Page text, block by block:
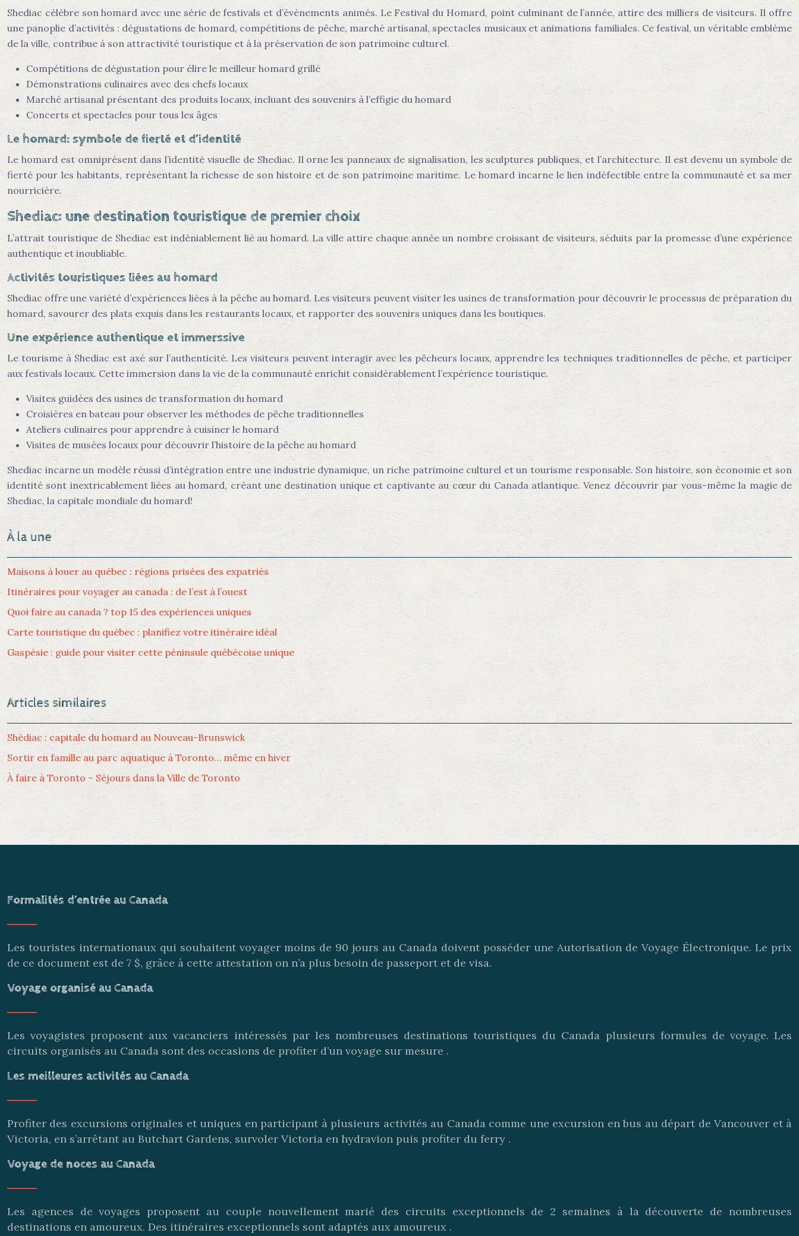
Shediac célèbre son homard avec une série de festivals et d’événements animés. Le Festival du Homard, point culminant de l’année, attire des milliers de visiteurs. Il offre
une panoplie d’activités : dégustations de homard, compétitions de pêche, marché artisanal, spectacles musicaux et animations familiales. Ce festival, un véritable emblème
de la ville, contribue à son attractivité touristique et à la préservation de son patrimoine culturel.
Compétitions de dégustation pour élire le meilleur homard grillé
Démonstrations culinaires avec des chefs locaux
Marché artisanal présentant des produits locaux, incluant des souvenirs à l’effigie du homard
Concerts et spectacles pour tous les âges
Le homard: symbole de fierté et d’identité
Le homard est omniprésent dans l’identité visuelle de Shediac. Il orne les panneaux de signalisation, les sculptures publiques, et l’architecture. Il est devenu un symbole de
fierté pour les habitants, représentant la richesse de son histoire et de son patrimoine maritime. Le homard incarne le lien indéfectible entre la communauté et sa mer
nourricière.
Shediac: une destination touristique de premier choix
L’attrait touristique de Shediac est indéniablement lié au homard. La ville attire chaque année un nombre croissant de visiteurs, séduits par la promesse d’une expérience
authentique et inoubliable.
Activités touristiques liées au homard
Shediac offre une variété d’expériences liées à la pêche au homard. Les visiteurs peuvent visiter les usines de transformation pour découvrir le processus de préparation du
homard, savourer des plats exquis dans les restaurants locaux, et rapporter des souvenirs uniques dans les boutiques.
Une expérience authentique et immerssive
Le tourisme à Shediac est axé sur l’authenticité. Les visiteurs peuvent interagir avec les pêcheurs locaux, apprendre les techniques traditionnelles de pêche, et participer
aux festivals locaux. Cette immersion dans la vie de la communauté enrichit considérablement l’expérience touristique.
Visites guidées des usines de transformation du homard
Croisières en bateau pour observer les méthodes de pêche traditionnelles
Ateliers culinaires pour apprendre à cuisiner le homard
Visites de musées locaux pour découvrir l’histoire de la pêche au homard
Shediac incarne un modèle réussi d’intégration entre une industrie dynamique, un riche patrimoine culturel et un tourisme responsable. Son histoire, son économie et son
identité sont inextricablement liées au homard, créant une destination unique et captivante au cœur du Canada atlantique. Venez découvrir par vous-même la magie de
Shediac, la capitale mondiale du homard!
À la une
Maisons à louer au québec : régions prisées des expatriés
Itinéraires pour voyager au canada : de l’est à l’ouest
Quoi faire au canada ? top 15 des expériences uniques
Carte touristique du québec : planifiez votre itinéraire idéal
Gaspésie : guide pour visiter cette péninsule québécoise unique
Articles similaires
Shédiac : capitale du homard au Nouveau-Brunswick
Sortir en famille au parc aquatique à Toronto… même en hiver
À faire à Toronto – Séjours dans la Ville de Toronto
Formalités d’entrée au Canada
Les touristes internationaux qui souhaitent voyager moins de 90 jours au Canada doivent posséder une Autorisation de Voyage Électronique. Le prix
de ce document est de 7 $, grâce à cette attestation on n’a plus besoin de passeport et de visa.
Voyage organisé au Canada
Les voyagistes proposent aux vacanciers intéressés par les nombreuses destinations touristiques du Canada plusieurs formules de voyage. Les
circuits organisés au Canada sont des occasions de profiter d’un voyage sur mesure .
Les meilleures activités au Canada
Profiter des excursions originales et uniques en participant à plusieurs activités au Canada comme une excursion en bus au départ de Vancouver et à
Victoria, en s’arrêtant au Butchart Gardens, survoler Victoria en hydravion puis profiter du ferry .
Voyage de noces au Canada
Les agences de voyages proposent au couple nouvellement marié des circuits exceptionnels de 2 semaines à la découverte de nombreuses
destinations en amoureux. Des itinéraires exceptionnels sont adaptés aux amoureux .